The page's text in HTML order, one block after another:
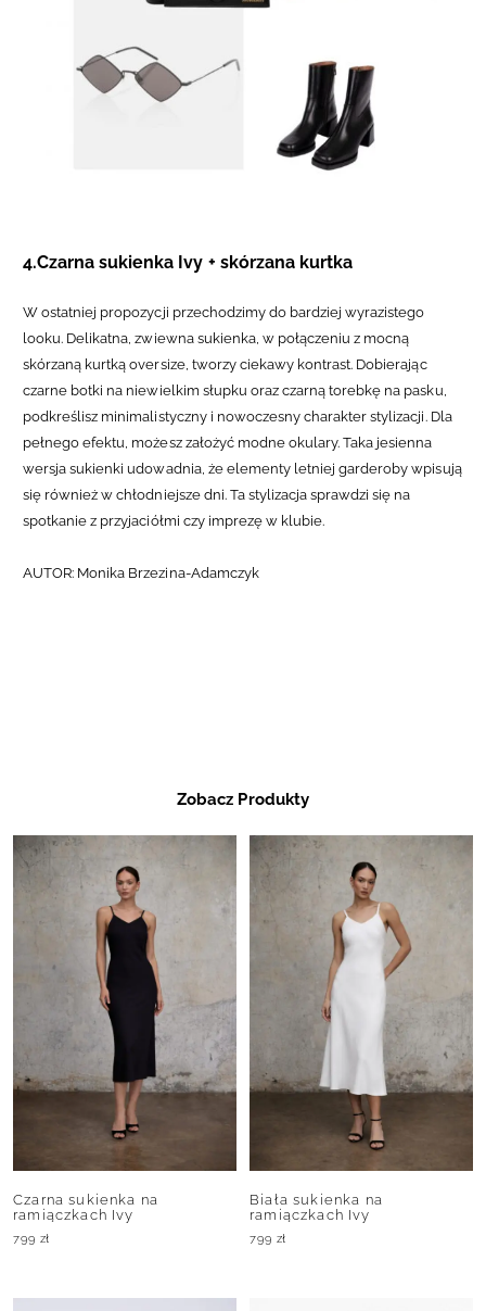
4.Czarna sukienka Ivy + skórzana kurtka
W ostatniej propozycji przechodzimy do bardziej wyrazistego
looku. Delikatna, zwiewna sukienka, w połączeniu z mocną
skórzaną kurtką oversize, tworzy ciekawy kontrast. Dobierając
czarne botki na niewielkim słupku oraz czarną torebkę na pasku,
podkreślisz minimalistyczny i nowoczesny charakter stylizacji. Dla
pełnego efektu, możesz założyć modne okulary. Taka jesienna
wersja sukienki udowadnia, że elementy letniej garderoby wpisują
się również w chłodniejsze dni. Ta stylizacja sprawdzi się na
spotkanie z przyjaciółmi czy imprezę w klubie.
AUTOR: Monika Brzezina-Adamczyk
Zobacz Produkty
Czarna sukienka na
ramiączkach Ivy
799 zł
Biała sukienka na
ramiączkach Ivy
799 zł